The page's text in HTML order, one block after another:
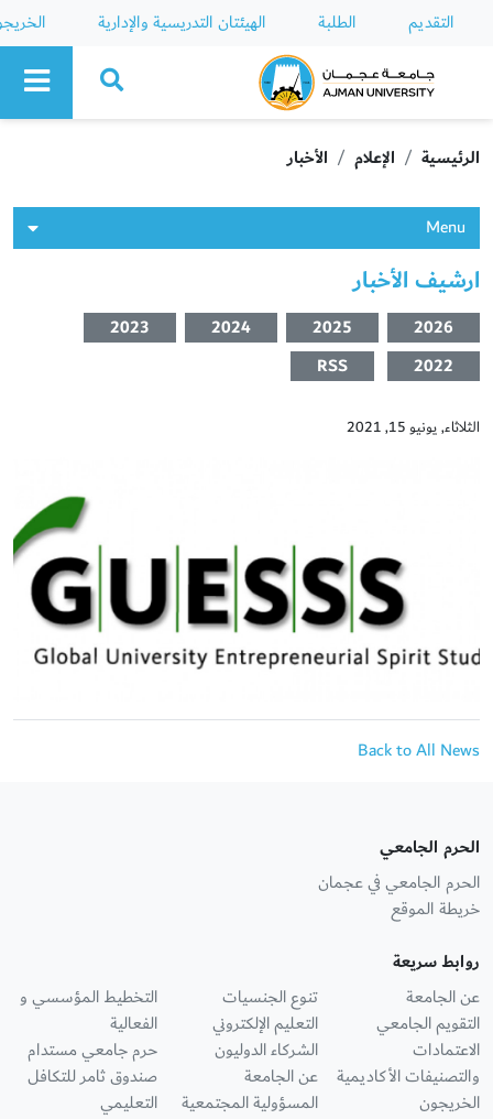
التقديم الطلبة الهيئتان التدريسية والإدارية
Ajman University
الرئيسية الإعلام الأخبار
Menu
ارشيف الأخبار
2026
2025
2024
2023
2022
RSS
الثلاثاء, يونيو 15, 2021
Back to All News
الحرم الجامعي
الحرم الجامعي في عجمان
خريطة الموقع
روابط سريعة
عن الجامعة
التقويم الجامعي
الاعتمادات
والتصنيفات الأكاديمية
الخريجون
تنوع الجنسيات
التعليم الإلكتروني
الشركاء الدوليون
عن الجامعة
المسؤولية المجتمعية
التخطيط المؤسسي و
الفعالية
حرم جامعي مستدام
صندوق ثامر للتكافل
التعليمي